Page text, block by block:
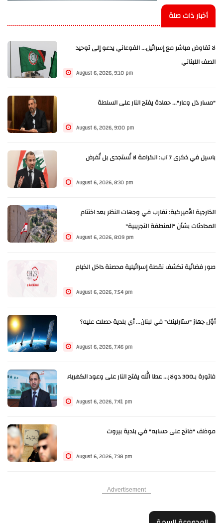
أخبار ذات صلة
لا تفاوض مباشر مع إسرائيل... الفوعاني يدعو إلى توحيد
الصف اللبناني
August 6, 2026, 9:10 pm
"مسار ذل وعار"... حمادة يفتح النار على السلطة
August 6, 2026, 9:00 pm
باسيل في ذكرى 7 آب: الكرامة لا تُستجدى بل تُفرض
August 6, 2026, 8:30 pm
الخارجية الأميركية: تقارب في وجهات النظر بعد اختتام
المحادثات بشأن "المنطقة التجريبية"
August 6, 2026, 8:09 pm
صور فضائية تكشف نقطة إسرائيلية محصنة داخل الخيام
August 6, 2026, 7:54 pm
أوّل جهاز "ستارلينك" في لبنان... أي بلدية حصلت عليه؟
August 6, 2026, 7:46 pm
فاتورة بـ300 دولار... عطا الله يفتح النار على وعود الكهرباء
August 6, 2026, 7:41 pm
موظف "فاتح على حسابه" في بلدية بيروت
August 6, 2026, 7:38 pm
Advertisement